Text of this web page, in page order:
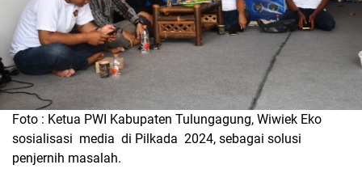
Foto : Ketua PWI Kabupaten Tulungagung, Wiwiek Eko
sosialisasi media di Pilkada 2024, sebagai solusi
penjernih masalah.